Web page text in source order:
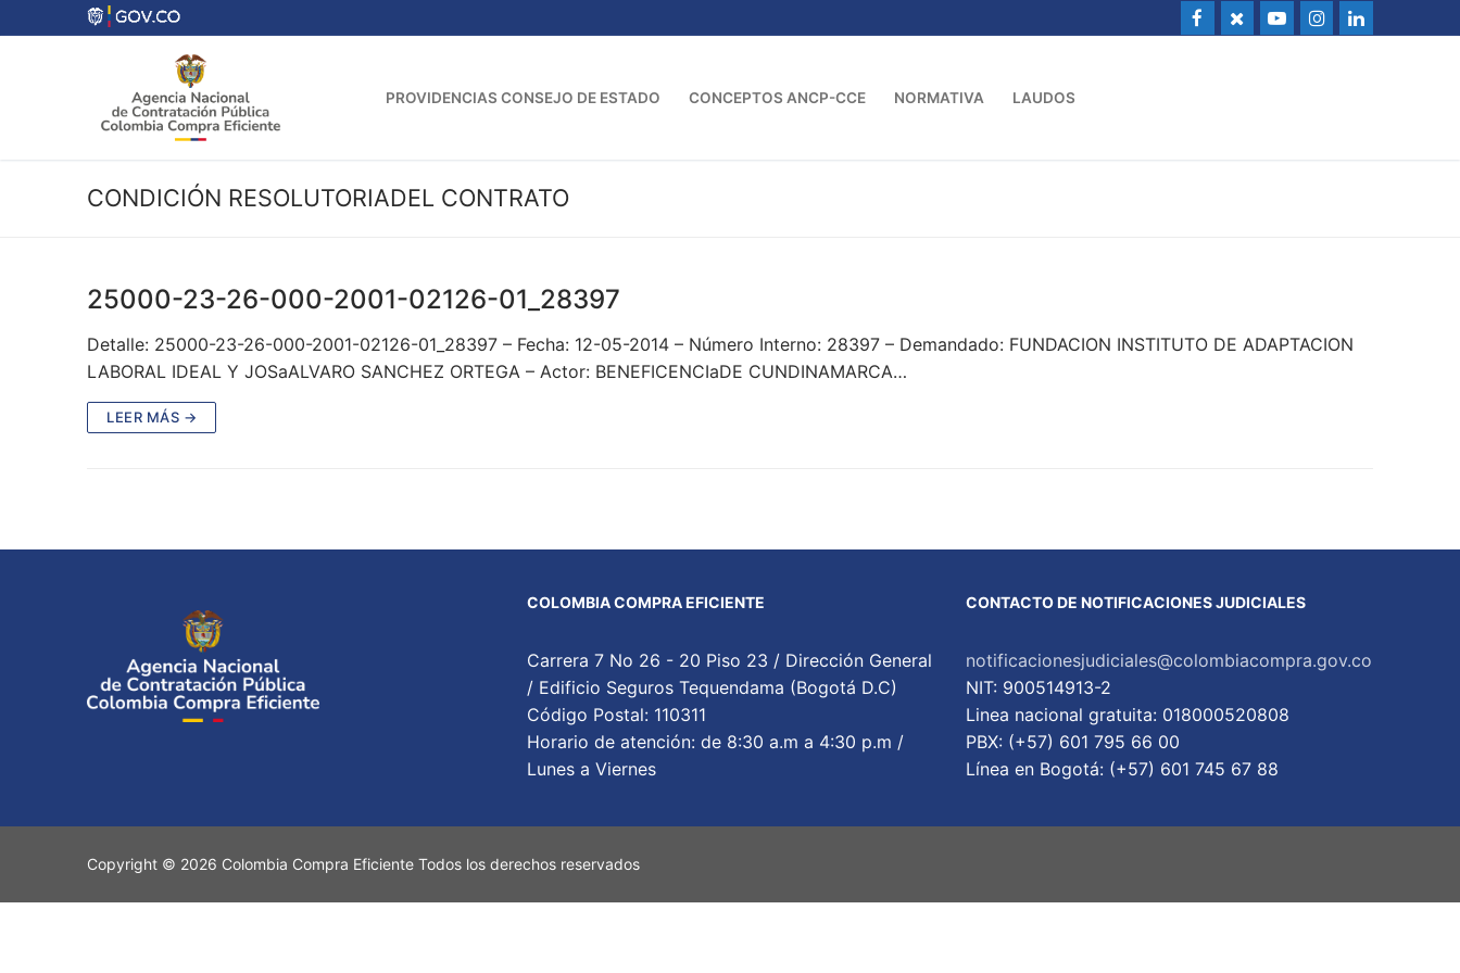
al
PROVIDENCIAS CONSEJO DE ESTADO CONCEPTOS ANCP-CCE NORMATIVA LAUDOS
CONDICIÓN RESOLUTORIADEL CONTRATO
25000-23-26-000-2001-02126-01_28397
Detalle: 25000-23-26-000-2001-02126-01_28397 – Fecha: 12-05-2014 – Número Interno: 28397 – Demandado: FUNDACION INSTITUTO DE ADAPTACION
LABORAL IDEAL Y JOSaALVARO SANCHEZ ORTEGA – Actor: BENEFICENCIaDE CUNDINAMARCA…
LEER MÁS →
COLOMBIA COMPRA EFICIENTE
Carrera 7 No 26 - 20 Piso 23 / Dirección General
/ Edificio Seguros Tequendama (Bogotá D.C)
Código Postal: 110311
Horario de atención: de 8:30 a.m a 4:30 p.m /
Lunes a Viernes
CONTACTO DE NOTIFICACIONES JUDICIALES
notificacionesjudiciales@colombiacompra.gov.co
NIT: 900514913-2
Linea nacional gratuita: 018000520808
PBX: (+57) 601 795 66 00
Lí­nea en Bogotá: (+57) 601 745 67 88
Copyright © 2026 Colombia Compra Eficiente Todos los derechos reservados